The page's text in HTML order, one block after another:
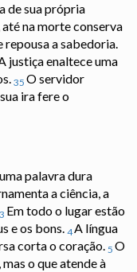
de sua própria
na morte conserva
a sabedoria.
justiça enaltece uma
35 O servidor
ira fere o
palavra dura
a ciência, a
3 Em todo o lugar estão
e os bons. 4A língua
corta o coração. 5 O
o que atende à